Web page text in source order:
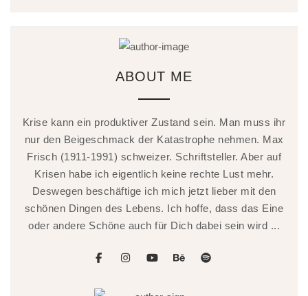
ABOUT ME
Krise kann ein produktiver Zustand sein. Man muss ihr
nur den Beigeschmack der Katastrophe nehmen. Max
Frisch (1911-1991) schweizer. Schriftsteller. Aber auf
Krisen habe ich eigentlich keine rechte Lust mehr.
Deswegen beschäftige ich mich jetzt lieber mit den
schönen Dingen des Lebens. Ich hoffe, dass das Eine
oder andere Schöne auch für Dich dabei sein wird ...